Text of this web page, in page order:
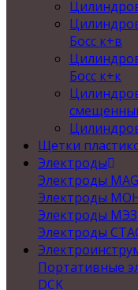
Босс к+в
Босс к+к
Щетки
Электроды
Электроды
Электроды
Электроды МЭЗ
Электроды
Портативные
DCK